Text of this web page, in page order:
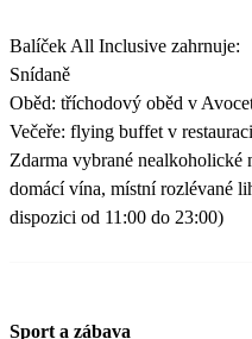
Balíček All Inclusive zahrnuje:
Snídaně
Oběd: tříchodový oběd v
Večeře: flying buffet v
Zdarma vybrané nealkoholické
domácí vína, místní rozlévané
dispozici od 11:00 do 23:00)
Sport a zábava